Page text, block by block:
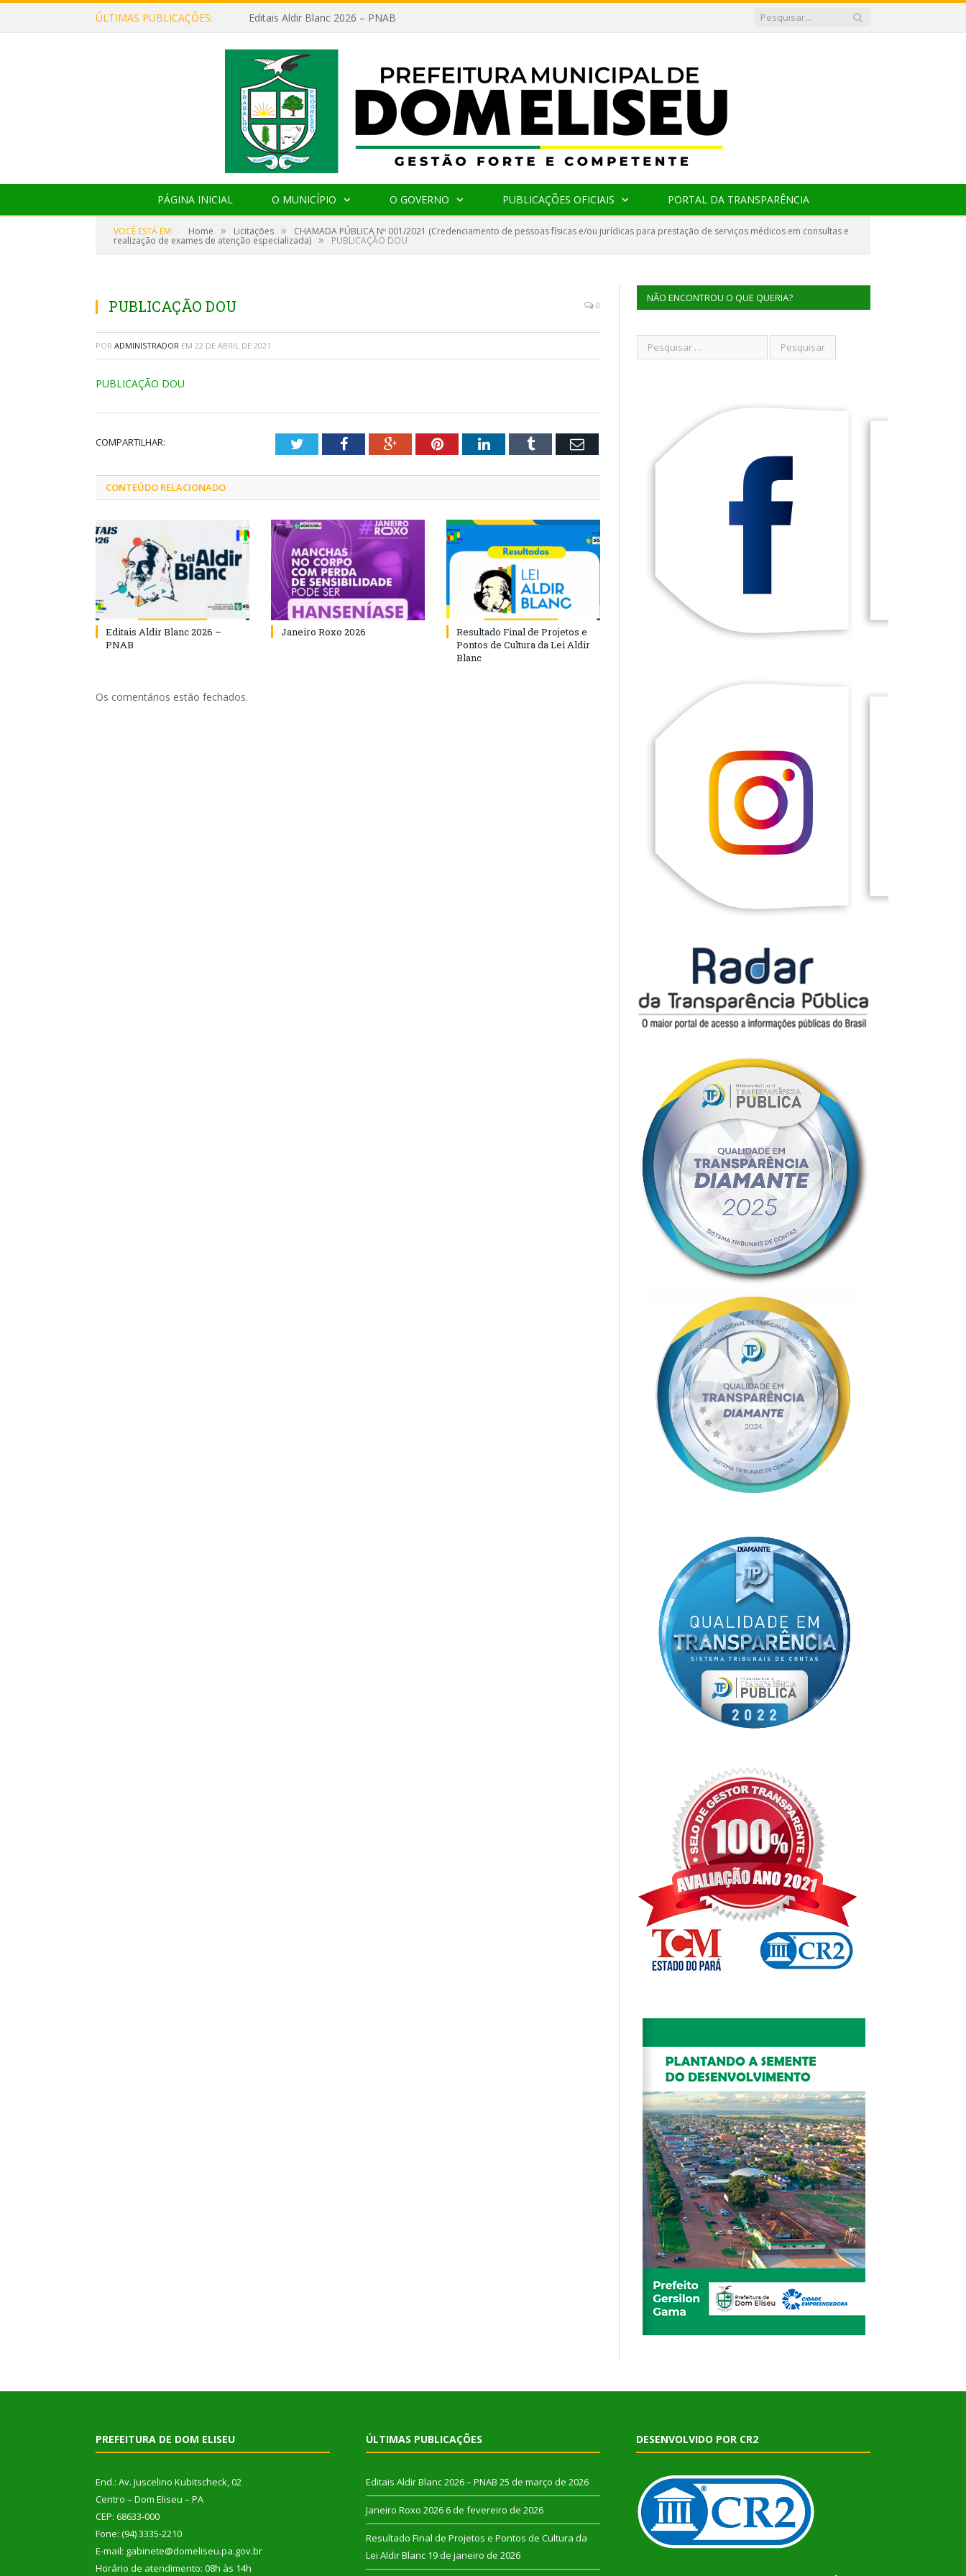
ÚLTIMAS PUBLICAÇÕES: Editais Aldir Blanc 2026 – PNAB
PÁGINA INICIAL O MUNICÍPIO O GOVERNO PUBLICAÇÕES OFICIAIS PORTAL DA TRANSPARÊNCIA
VOCÊ ESTÁ EM: Home » Licitações » CHAMADA PÚBLICA Nº 001/2021 (Credenciamento de pessoas físicas e/ou jurídicas para prestação de serviços médicos em consultas e
realização de exames de atenção especializada) » PUBLICAÇÃO DOU
PUBLICAÇÃO DOU 0
POR ADMINISTRADOR EM 22 DE ABRIL DE 2021
PUBLICAÇÃO DOU
COMPARTILHAR: TwitterFacebookGoogle+PinterestLinkedInTumblr Email
CONTEÚDO RELACIONADO
Editais Aldir Blanc 2026 –
PNAB
Janeiro Roxo 2026
Resultado Final de Projetos e
Pontos de Cultura da Lei Aldir
Blanc
Os comentários estão fechados.
NÃO ENCONTROU O QUE QUERIA?
PREFEITURA DE DOM ELISEU
End.: Av. Juscelino Kubitscheck, 02
Centro – Dom Eliseu – PA
CEP: 68633-000
Fone: (94) 3335-2210
E-mail: gabinete@domeliseu.pa.gov.br
Horário de atendimento: 08h às 14h
ÚLTIMAS PUBLICAÇÕES
Editais Aldir Blanc 2026 – PNAB 25 de março de 2026
Janeiro Roxo 2026 6 de fevereiro de 2026
Resultado Final de Projetos e Pontos de Cultura da
Lei Aldir Blanc 19 de janeiro de 2026
DESENVOLVIDO POR CR2